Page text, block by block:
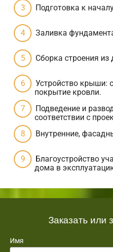
Подготовка к
Заливка
Сборка строения
Устройство крыши:
покрытие кровли.
Подведение и
соответствии с
Внутренние,
Благоустройство
дома в
Заказать или
Имя